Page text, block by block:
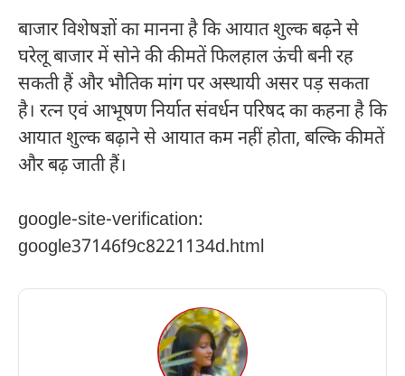
बाजार विशेषज्ञों का मानना है कि आयात शुल्क बढ़ने से
घरेलू बाजार में सोने की कीमतें फिलहाल ऊंची बनी रह
सकती हैं और भौतिक मांग पर अस्थायी असर पड़ सकता
है। रत्न एवं आभूषण निर्यात संवर्धन परिषद का कहना है कि
आयात शुल्क बढ़ाने से आयात कम नहीं होता, बल्कि कीमतें
और बढ़ जाती हैं।
google-site-verification:
google37146f9c8221134d.html